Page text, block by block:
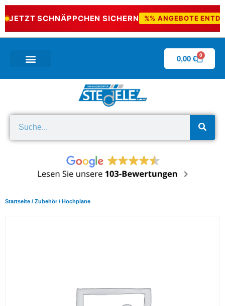
JETZT SCHNÄPPCHEN SICHERN %% ANGEBOTE
0,00 € 0
Startseite / Zubehör/ Hochplane